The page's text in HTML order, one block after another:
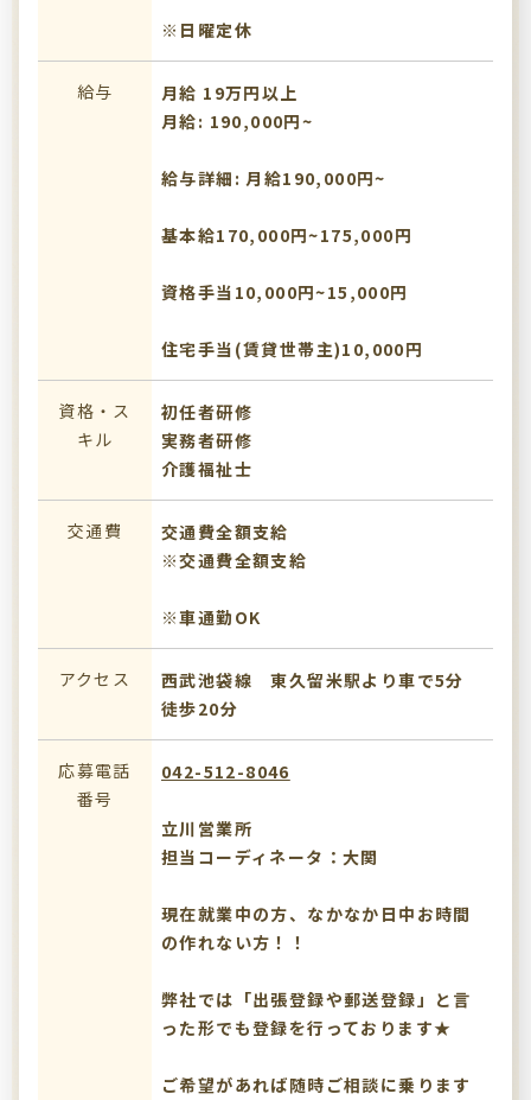
※日曜定休
給与
月給 19万円以上
月給: 190,000円~
給与詳細: 月給190,000円~
基本給170,000円~175,000円
資格手当10,000円~15,000円
住宅手当(賃貸世帯主)10,000円
資格・ス
キル
初任者研修
実務者研修
介護福祉士
交通費
交通費全額支給
※交通費全額支給
※車通勤OK
アクセス
西武池袋線 東久留米駅より車で5分
徒歩20分
応募電話
番号
042-512-8046
立川営業所
担当コーディネータ：大関
現在就業中の方、なかなか日中お時間
の作れない方！！
弊社では「出張登録や郵送登録」と言
った形でも登録を行っております★
ご希望があれば随時ご相談に乗ります